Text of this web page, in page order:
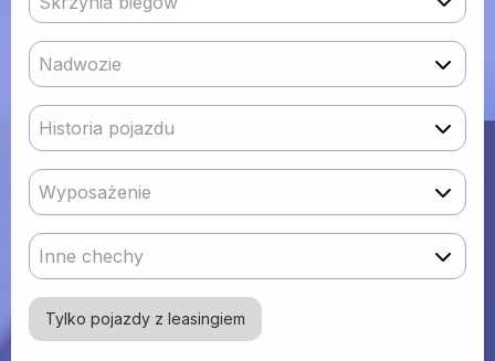
Nadwozie
Historia pojazdu
Wyposażenie
Inne chechy
Tylko pojazdy z leasingiem